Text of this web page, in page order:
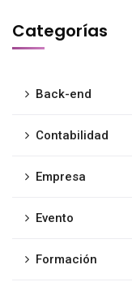
Categorías
Back-end
Contabilidad
Empresa
Evento
Formación